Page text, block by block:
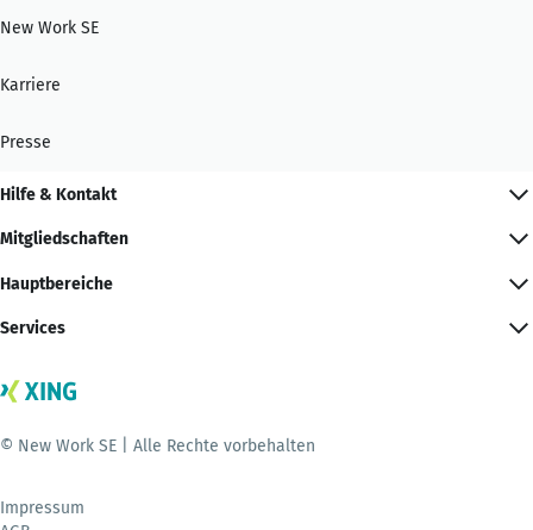
New Work SE
Karriere
Presse
Hilfe & Kontakt
Mitgliedschaften
Hauptbereiche
Services
© New Work SE | Alle Rechte vorbehalten
Impressum